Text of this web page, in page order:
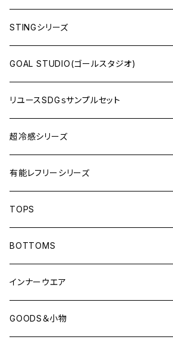
STINGシリーズ
GOAL STUDIO(ゴールスタジオ)
リユースSDGｓサンプルセット
超冷感シリーズ
有能レフリーシリーズ
TOPS
LONG-SLEEVEプラシャツ
SHORT-SLEEVEプラシャツ
NO-SLEEVE
BOTTOMS
インナーウエア
GOODS＆小物